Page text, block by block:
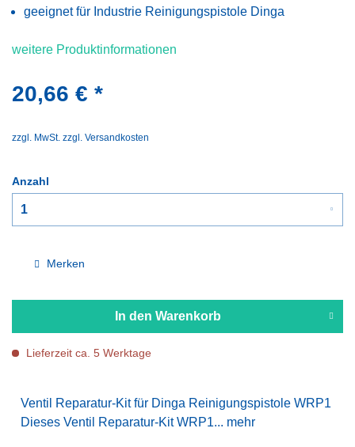
geeignet für Industrie Reinigungspistole Dinga
weitere Produktinformationen
20,66 € *
zzgl. MwSt. zzgl. Versandkosten
Anzahl
Merken
In den Warenkorb
Lieferzeit ca. 5 Werktage
Ventil Reparatur-Kit für Dinga Reinigungspistole WRP1
Dieses Ventil Reparatur-Kit WRP1... mehr